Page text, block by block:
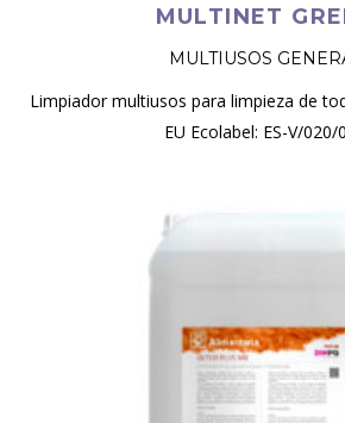
MULTINET
MULTIUSOS
Limpiador multiusos para limpieza de
EU Ecolabel: ES-V/020/